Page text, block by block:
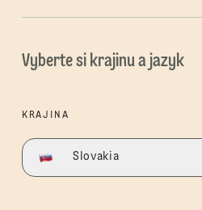
Vyberte si krajinu a jazyk
KRAJINA
Slovakia